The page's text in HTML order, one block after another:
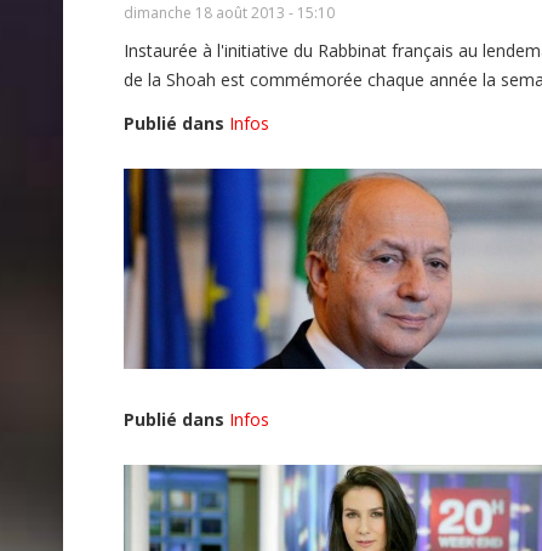
dimanche 18 août 2013 - 15:10
Instaurée à l'initiative du Rabbinat français au
de la Shoah est commémorée chaque année la
Publié dans Infos
Publié dans Infos